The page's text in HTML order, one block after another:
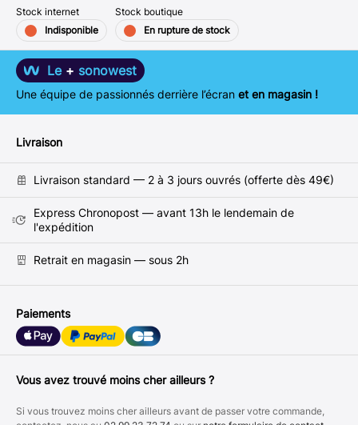
Stock internet
Indisponible
Stock boutique
En rupture de stock
Le + sonowest
Une équipe de passionnés derrière l’écran et en magasin !
Livraison
Livraison standard — 2 à 3 jours ouvrés (offerte dès 49€)
Express Chronopost — avant 13h le lendemain de
l'expédition
Retrait en magasin — sous 2h
Paiements
Vous avez trouvé moins cher ailleurs ?
Si vous trouvez moins cher ailleurs avant de passer votre commande,